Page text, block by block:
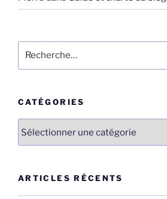
pour
CATÉGORIES
ARTICLES RÉCENTS